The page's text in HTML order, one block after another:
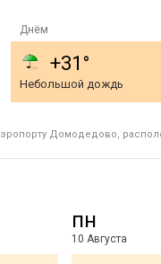
Днём
+31°
Небольшой дождь
Домодедово,
пн
10 Августа